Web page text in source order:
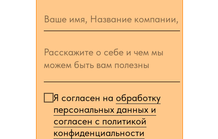
Я согласен на обработку
персональных данных и
согласен c политикой
конфиденциальности